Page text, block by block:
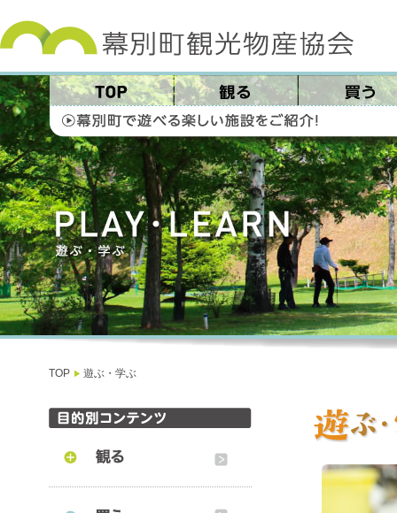
TOP 遊ぶ・学ぶ